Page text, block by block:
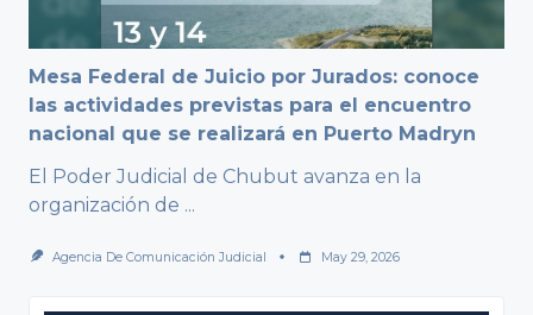
Mesa Federal de Juicio por Jurados: conoce
las actividades previstas para el encuentro
nacional que se realizará en Puerto Madryn
El Poder Judicial de Chubut avanza en la
organización de ...
Agencia De Comunicación Judicial May 29, 2026